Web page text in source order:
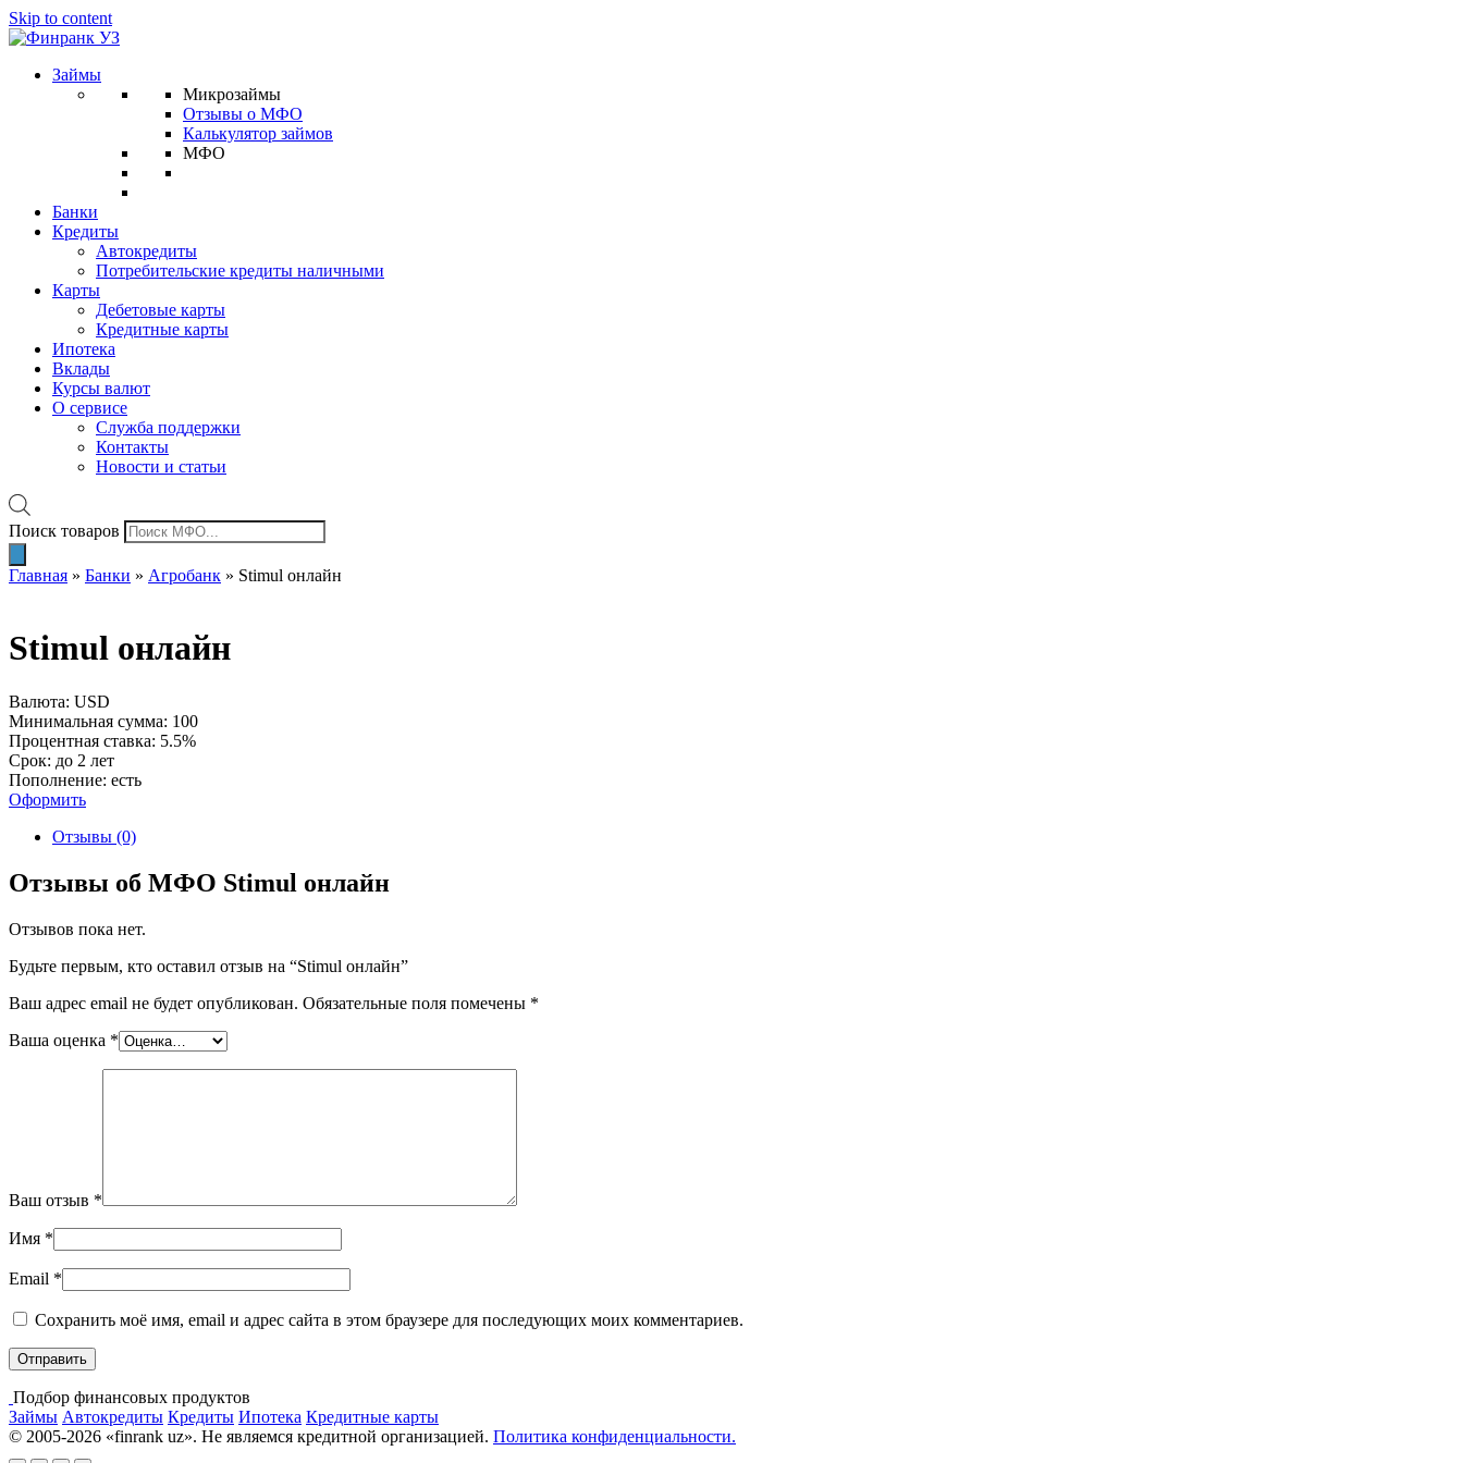
Skip to content
Займы
Микрозаймы
Отзывы о МФО
Калькулятор займов
МФО
Банки
Кредиты
Автокредиты
Потребительские кредиты наличными
Карты
Дебетовые карты
Кредитные карты
Ипотека
Вклады
Курсы валют
О сервисе
Служба поддержки
Контакты
Новости и статьи
Поиск товаров
Главная » Банки » Агробанк » Stimul онлайн
Stimul онлайн
Валюта: USD
Минимальная сумма: 100
Процентная ставка: 5.5%
Срок: до 2 лет
Пополнение: есть
Оформить
Отзывы (0)
Отзывы об МФО Stimul онлайн
Отзывов пока нет.
Будьте первым, кто оставил отзыв на “Stimul онлайн”
Ваш адрес email не будет опубликован. Обязательные поля помечены *
Ваша оценка *
Ваш отзыв *
Имя *
Email *
Сохранить моё имя, email и адрес сайта в этом браузере для последующих моих комментариев.
Подбор финансовых продуктов
Займы Автокредиты Кредиты Ипотека Кредитные карты
© 2005-2026 «finrank uz». Не являемся кредитной организацией. Политика конфиденциальности.